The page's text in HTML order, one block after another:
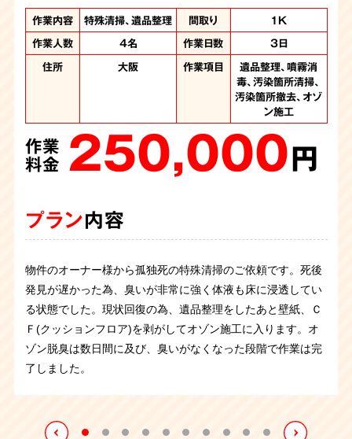
作業内容 特殊清掃、遺品整理 間取り
1K
作業人数
4名 作業日数
3日
住所
大阪 作業項目
遺品整理、噴霧消
毒、汚染箇所清掃、
汚染箇所撤去、オゾ
ン施工
作業
料金 250,000円
プラン内容
物件のオーナー様から孤独死の特殊清掃のご依頼です。死後
発見が遅かった為、臭いが非常に強く体液も床に浸透してい
る状態でした。現状回復の為、遺品整理をしたあと壁紙、Ｃ
Ｆ(クッションフロア)を剥がしてオゾン施工に入ります。オ
ゾン脱臭は数日間に及び、臭いがなくなった段階で作業は完
了しました。
作業内容 特殊清掃、遺品整理 間取り
1K
作業人数
3人 作業日数
1日
住所
大阪 作業項目
遺品整理、噴霧消
毒、汚染箇所清掃
料金 150,000円
物件の管理会社様から特殊清掃のご依頼を承りました。ユニ
っていました。薬剤などを使用し体液を除去していきます。
ご遺品の量は比較的少なく約3時間の作業で完了いたしまし
た。
作業内容 遺品整理、特殊清掃 間取り
1DK
作業人数
3名 作業日数
1日
住所
大阪府 作業項目
遺品整理、噴霧消
毒、汚染箇所清掃、
汚染箇所撤去
作業
料金 220,000円
プラン 内容
頼でした。ゴミが山積みになっており、死臭も残って害虫が
発生した状態でした。そんな中でも仕分け作業、搬出、特殊
清掃まで順に作業を進めていき、6時間程で作業が完了致し
ました。
作業内容 特殊清掃、遺品整理 間取り
2K
作業人数
3名 作業日数
1日
住所
大阪 作業項目
遺品整理、噴霧消
毒、汚染箇所清掃、
汚染箇所撤去
作業
料金 130,000円
プラン 内容
わずかに染み込んだ畳を撤去すると、幸いにも下地には及ん
でいなかったためほぼ元の状態に回復することができまし
た。作業前と作業後には噴霧消毒を行いました。
作業内容 特殊清掃、遺品整理 間取り
2DK
作業人数
5名 作業日数
1日
住所
大阪 作業項目
遺品整理、噴霧消
毒、汚染箇所清掃、
汚染箇所撤去
作業
料金 230,000円
プラン 内容
るような格好で発見され、正座の状態だったそうです。大切
にされていたと思われるフィギアが沢山飾られており、丁寧
に整理させていただたきました。体液が染みついた畳は全て
撤去し、噴霧消毒を行って作業終了です。
作業内容 特殊清掃、遺品整理 間取り
2K
作業人数
4名 作業日数
1日
住所
大阪 作業項目
噴霧消毒、汚染箇所
清掃、汚染箇所撤
去、遺品整理
作業
料金 230,000円
プラン 内容
わずかにある程度です。体液が畳に染みついた畳を撤去する
と臭いがなくなり、作業後、消臭剤の噴霧にて作業終了いた
しました。
作業内容 特殊清掃、遺品整理 間取り
1K
作業人数
3人 作業日数
4日
住所
大阪 作業項目
噴霧消毒、汚染箇所
清掃、汚染箇所撤
去、汚染箇所解体、
オゾン施工、内装工
事、遺品整理
作業
料金 480,000円
プラン内容
大阪府にあるマンション管理会社さまからの孤独死の特殊清
掃のご依頼です。臭いが非常に強く、マンションの入居者の
方にも影響が出ていたため緊急の対応が必要でした。すぐさ
ま状況を把握し作業を行いました。現場にはハエが大量発
生。臭いが床や壁紙に染みついているので、汚染している箇
ただきました。
作業内容 特殊清掃、遺品整理 間取り
1K
作業人数
4名 作業日数
1日
住所
大阪 作業項目
遺品整理、大量のゴ
ミの撤去、噴霧消
毒、汚染箇所清掃
作業
料金 165,000円
プラン 内容
そうですが、大量のゴミを溜め込んだ部屋でお亡くなりにな
っていました。作業をしていると、ゴミではなく排泄物が入
った袋が大量に出てきたので故人さまは精神的な問題を抱え
ておられたのかもしれません。管理会社様も手に負えずお困
りのようでしたので、無事に作業を完了できてよかったで
す。
作業内容
特殊清掃、不用品回
収
間取り 3LDK
作業人数 3名 作業時間
6時間
噴霧消毒、汚染物の
撤去、汚染か所清
掃、不用品回収
作業
料金 140,000円
プラン内容
病気を患っていたお住まいの方が部屋やトイレを汚してしま
って手に負えないと、ご親族から依頼がございました。ご不
用になるお品物と傷んでしまった畳を撤去し、排せつ物など
で汚れた箇所は専門のノウハウで徹底的に清掃いたしまし
た。
作業内容 遺品整理、特殊清掃 間取り
2K
作業人数
4名 作業日数
6時間
住所
作業項目
遺品整理、噴霧消
毒、汚染箇所清掃、
汚染箇所撤去
作業
料金 187,000円
プラン 内容
生していました。異臭が立ち込める中、汚染物を撤去し、室
内を空っぽにします。同時にクリーニングも進め、一日で元
の状態を取り戻すことができました。